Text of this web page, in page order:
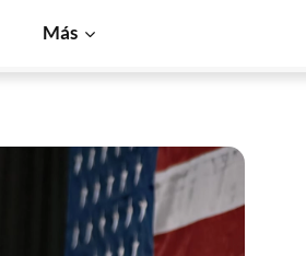
Más